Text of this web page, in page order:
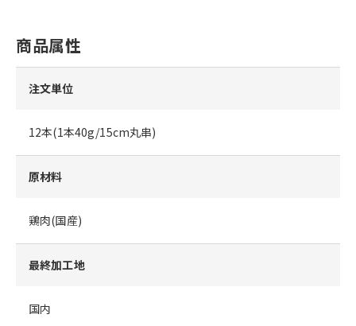
商品属性
注文単位
12本(1本40g/15cm丸串)
原材料
鶏肉(国産)
最終加工地
国内